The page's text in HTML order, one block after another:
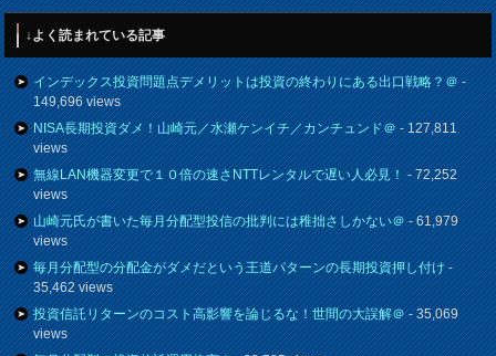
↓よく読まれている記事
インデックス投資問題点デメリットは投資の終わりにある出口戦略？＠-
149,696 views
NISA長期投資ダメ！山崎元／水瀬ケンイチ／カンチュンド＠- 127,811
views
無線LAN機器変更で１０倍の速さNTTレンタルで遅い人必見！- 72,252
views
山崎元氏が書いた毎月分配型投信の批判には稚拙さしかない＠- 61,979
views
毎月分配型の分配金がダメだという王道パターンの長期投資押し付け-
35,462 views
投資信託リターンのコスト高影響を論じるな！世間の大誤解＠- 35,069
views